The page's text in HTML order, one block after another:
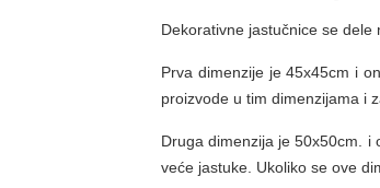
Dekorativne jastučnice se dele
Prva dimenzije je 45x45cm i
proizvode u tim dimenzijama i
Druga dimenzija je 50x50cm. i
veće jastuke. Ukoliko se ove